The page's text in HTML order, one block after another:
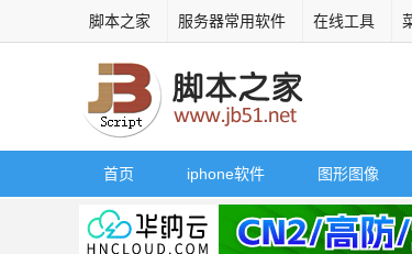
脚本之家 服务器常用软件 在线工具
首页 iphone软件 图形图像